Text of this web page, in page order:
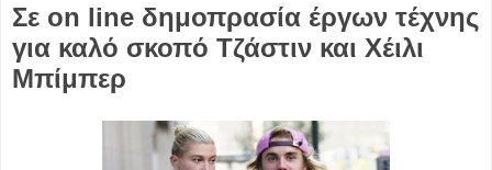
Σε on line δημοπρασία έργων τέχνης
για καλό σκοπό Τζάστιν και Χέιλι
Μπίμπερ